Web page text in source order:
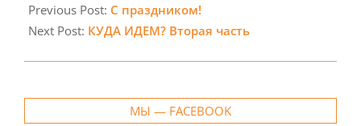
04-
07
Previous Post: С праздником!
Next Post: КУДА ИДЕМ? Вторая часть
МЫ — FACEBOOK